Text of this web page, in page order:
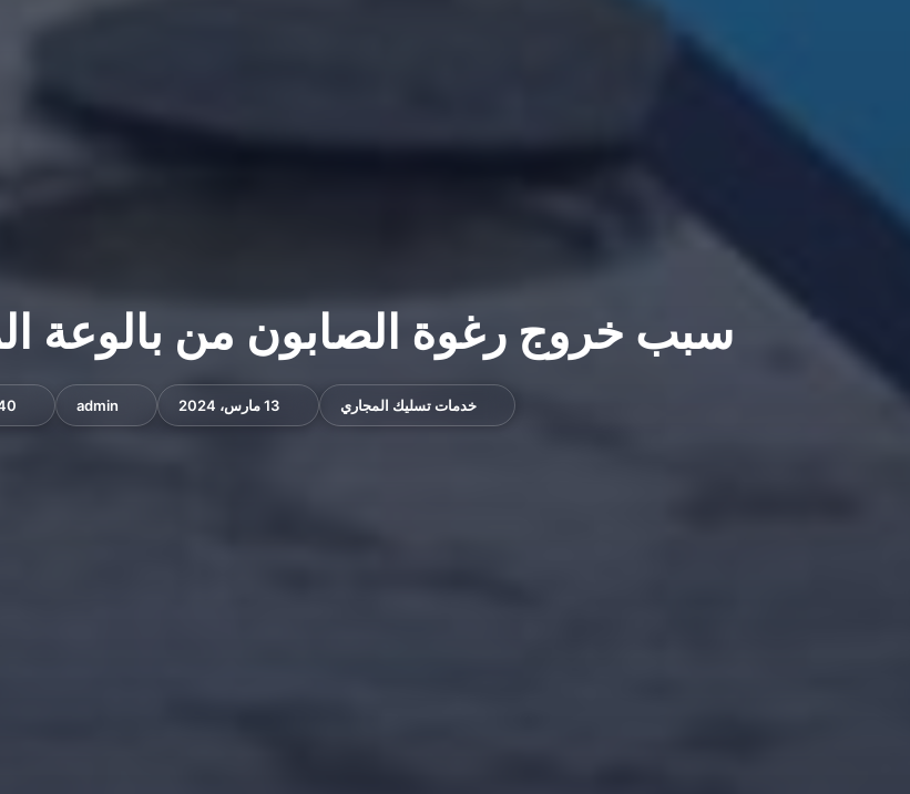
سبب خروج رغوة الصابون من بالوعة المطبخ
خدمات تسليك المجاري 13 مارس، 2024 admin